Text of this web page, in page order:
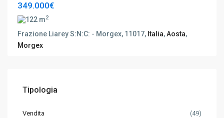
349.000€
122 m2
Frazione Liarey S:N:C: - Morgex, 11017, Italia,Aosta,
Morgex
Tipologia
Vendita (49)